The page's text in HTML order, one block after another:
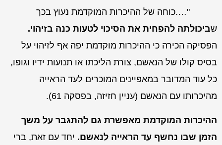
"….כוחה של ההיכרות המוקדמת נעוץ בכך
שביכולתה להפחית את הסיכוי לטעות כנה בזיהוי.
הפסיקה הכירה כי ההיכרות מוקדמת יפה אף לזיהוי על
בסיס קולו של הנאשם, צורת הליכתו או תנועות ידיו וגופו,
כל עוד המדובר במאפיינים המוכרים לעד הראייה
מהיכרותו עם הנאשם (עניין חזיזה, בפסקה 61).
ההיכרות המוקדמת מאפשרת גם להתגבר על משך
הזמן שבו נחשף עד הראייה לנאשם. יחד עם זאת, ברי